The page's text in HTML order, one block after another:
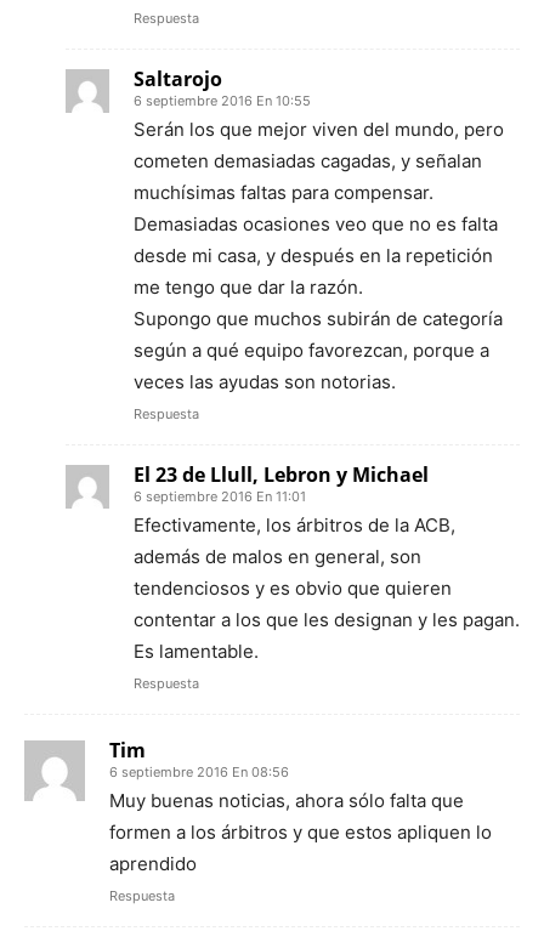
Respuesta
Saltarojo
6 septiembre 2016 En 10:55
Serán los que mejor viven del mundo, pero
cometen demasiadas cagadas, y señalan
muchísimas faltas para compensar.
Demasiadas ocasiones veo que no es falta
desde mi casa, y después en la repetición
me tengo que dar la razón.
Supongo que muchos subirán de categoría
según a qué equipo favorezcan, porque a
veces las ayudas son notorias.
Respuesta
El 23 de Llull, Lebron y Michael
6 septiembre 2016 En 11:01
Efectivamente, los árbitros de la ACB,
además de malos en general, son
tendenciosos y es obvio que quieren
contentar a los que les designan y les pagan.
Es lamentable.
Respuesta
Tim
6 septiembre 2016 En 08:56
Muy buenas noticias, ahora sólo falta que
formen a los árbitros y que estos apliquen lo
aprendido
Respuesta